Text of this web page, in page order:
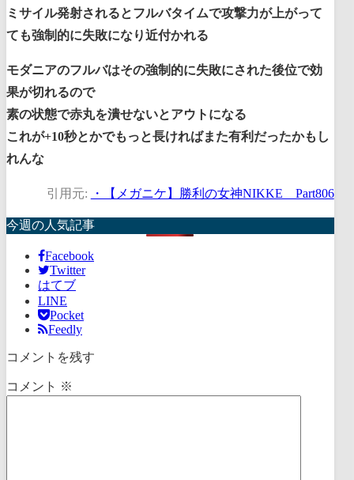
ミサイル発射されるとフルバタイムで攻撃力が上がって
ても強制的に失敗になり近付かれる
モダニアのフルバはその強制的に失敗にされた後位で効
果が切れるので
素の状態で赤丸を潰せないとアウトになる
これが+10秒とかでもっと長ければまた有利だったかもし
れんな
引用元: ・【メガニケ】勝利の女神NIKKE Part806
今週の人気記事
Facebook
Twitter
はてブ
LINE
Pocket
Feedly
コメントを残す
コメント ※